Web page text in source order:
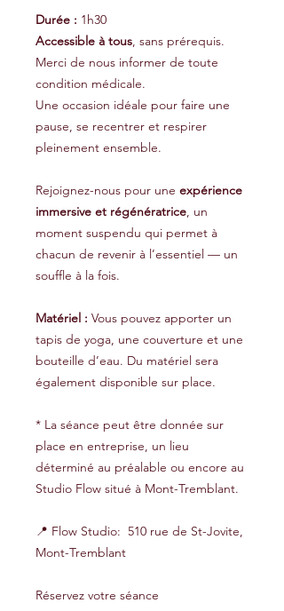
Durée : 1h30
Accessible à tous, sans prérequis.
Merci de nous informer de toute
condition médicale.
Une occasion idéale pour faire une
pause, se recentrer et respirer
pleinement ensemble.
Rejoignez-nous pour une expérience
immersive et régénératrice, un
moment suspendu qui permet à
chacun de revenir à l’essentiel — un
souffle à la fois.
Matériel : Vous pouvez apporter un
tapis de yoga, une couverture et une
bouteille d’eau. Du matériel sera
également disponible sur place.
* La séance peut être donnée sur
place en entreprise, un lieu
déterminé au préalable ou encore au
Studio Flow situé à Mont-Tremblant.
📍 Flow Studio: 510 rue de St-Jovite,
Mont-Tremblant
Réservez votre séance